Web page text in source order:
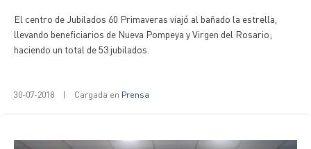
El centro de Jubilados 60 Primaveras viajó al bañado la estrella,
llevando beneficiarios de Nueva Pompeya y Virgen del Rosario;
haciendo un total de 53 jubilados.
30-07-2018 | Cargada en Prensa